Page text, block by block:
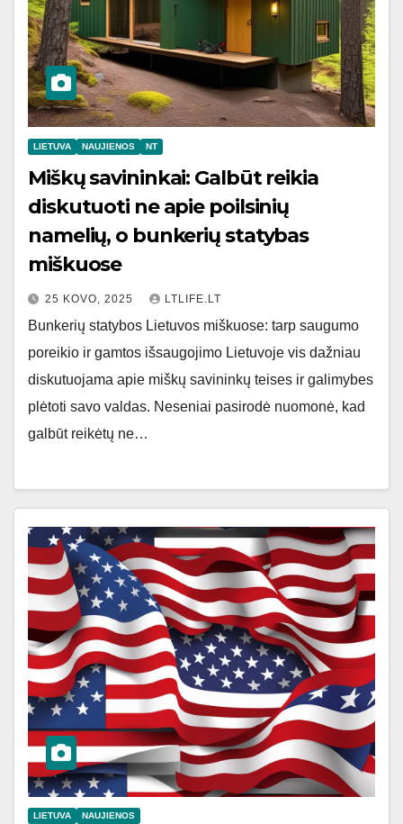
LIETUVA NAUJIENOS NT
Miškų savininkai: Galbūt reikia
diskutuoti ne apie poilsinių
namelių, o bunkerių statybas
miškuose
25 KOVO, 2025 LTLIFE.LT
Bunkerių statybos Lietuvos miškuose: tarp saugumo
poreikio ir gamtos išsaugojimo Lietuvoje vis dažniau
diskutuojama apie miškų savininkų teises ir galimybes
plėtoti savo valdas. Neseniai pasirodė nuomonė, kad
galbūt reikėtų ne…
LIETUVA NAUJIENOS